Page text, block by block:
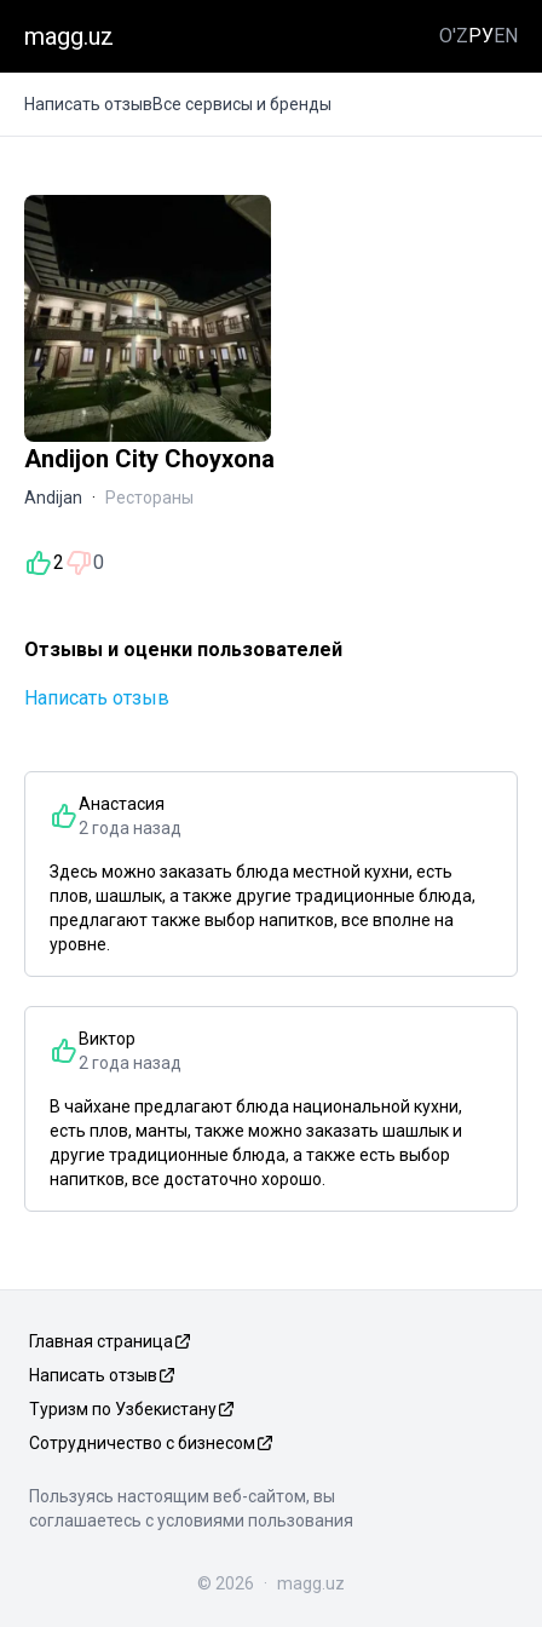
magg.uz O'ZРУEN
Написать отзывВсе сервисы и бренды
Andijon City Choyxona
Andijan · Рестораны
2 0
Отзывы и оценки пользователей
Написать отзыв
Анастасия
2 года назад
Здесь можно заказать блюда местной кухни, есть
плов, шашлык, а также другие традиционные блюда,
предлагают также выбор напитков, все вполне на
уровне.
Виктор
2 года назад
В чайхане предлагают блюда национальной кухни,
есть плов, манты, также можно заказать шашлык и
другие традиционные блюда, а также есть выбор
напитков, все достаточно хорошо.
Главная страница
Написать отзыв
Туризм по Узбекистану
Сотрудничество с бизнесом
Пользуясь настоящим веб-сайтом, вы
соглашаетесь с условиями пользования
© 2026 · magg.uz